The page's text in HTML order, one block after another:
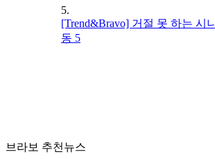
5.
[Trend&Bravo] 거절 못 하는 시
동 5
브라보 추천뉴스